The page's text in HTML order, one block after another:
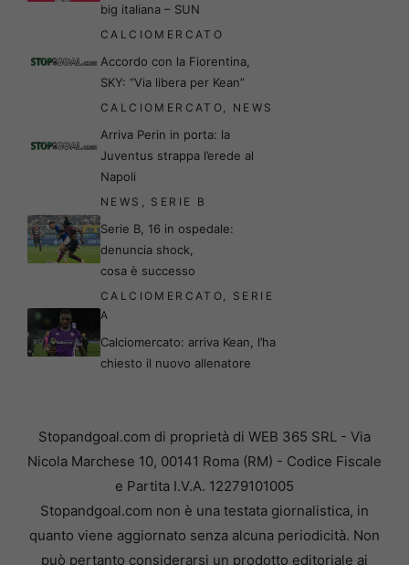
big italiana – SUN
CALCIOMERCATO
Accordo con la Fiorentina,
SKY: “Via libera per Kean”
CALCIOMERCATO NEWS
Arriva Perin in porta: la
Juventus strappa l’erede al
Napoli
NEWS SERIE B
Serie B, 16 in ospedale:
denuncia shock,
cosa è successo
CALCIOMERCATO
SERIE
A
Calciomercato: arriva Kean, l’ha
chiesto il nuovo allenatore
Stopandgoal.com di proprietà di WEB 365 SRL - Via
Nicola Marchese 10, 00141 Roma (RM) - Codice Fiscale
e Partita I.V.A. 12279101005
Stopandgoal.com non è una testata giornalistica, in
quanto viene aggiornato senza alcuna periodicità. Non
può pertanto considerarsi un prodotto editoriale ai